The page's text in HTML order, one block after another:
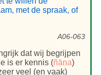
met de spraak, of
A06-063
dat wij begrijpen
is er kennis (ñāṇa)
veel (en vaak)